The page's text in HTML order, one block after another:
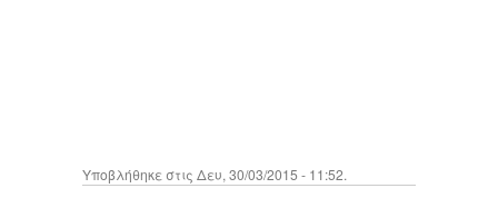
Υποβλήθηκε στις Δευ, 30/03/2015 - 11:52.